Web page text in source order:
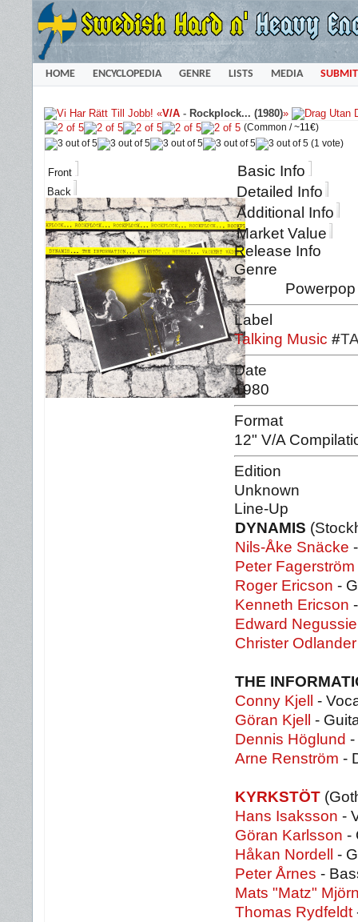
HOME ENCYCLOPEDIA GENRE LISTS MEDIA SUBMIT
«V/A - Rockplock... (1980)»
(Common /~11€)
(1 vote)
Front
Back
Basic Info
Detailed Info
Additional Info
Market Value
Release Info
Genre
Label
Talking Music #
Date
1980
Format
12" V/A
Edition
Unknown
Line-Up
DYNAMIS
Nils-Åke Snäcke
Peter Fagerström
Roger Ericson -
Kenneth Ericson
Edward Negussie
Christer Odlander
THE
Conny Kjell
-
Göran Kjell
-
Dennis Höglund -
Arne Renström -
KYRKSTÖT
Hans Isaksson -
Göran Karlsson -
Håkan Nordell
-
Peter Årnes -
Mats "Matz"
Thomas Rydfeldt